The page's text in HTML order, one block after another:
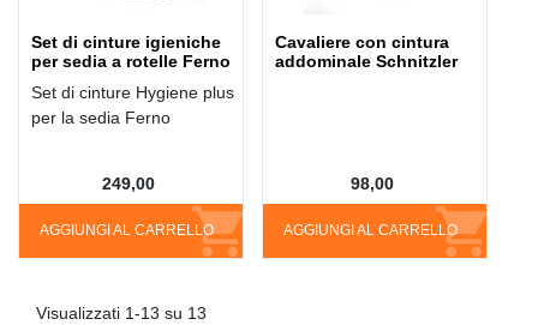
Set di cinture igieniche
per sedia a rotelle Ferno
Set di cinture Hygiene plus
per la sedia Ferno
AGGIUNGI AL CARRELLO
249,00
Cavaliere con cintura
addominale Schnitzler
AGGIUNGI AL CARRELLO
98,00
Visualizzati 1-13 su 13